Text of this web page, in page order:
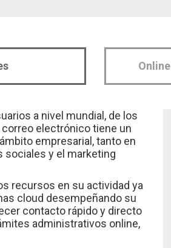
Online
a nivel mundial, de los
electrónico tiene un
empresarial, tanto en
sociales y el marketing
recursos en su actividad ya
cloud desempeñando su
contacto rápido y directo
administrativos online,